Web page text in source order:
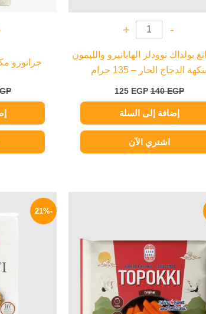
-
+
بولداك نوودلز الهابانيرو والليمون
بنكهة الدجاج الحار – 135 جرام
140EGP
125 EGP
إضافة إلى السلة
اشتري الآن
جرانورو
-21%